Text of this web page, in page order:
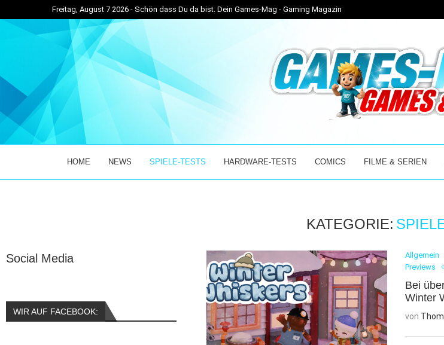
Freitag, August 7 2026 - Schön dass Du da bist. Dein Games-Mag - Gaming Magazin
EXPRESS RIDER SIMULATOR IM TEST: EINZIGARTIGER MIX AUS... BEI ÜBER 30 GRAD
HOME NEWS SPIELE-TESTS HARDWARE-TESTS COMICS FILME & SERIEN
KATEGORIE:
Allgemein
Previews
Bei
Winter
von
Social Media
WIR AUF FACEBOOK: